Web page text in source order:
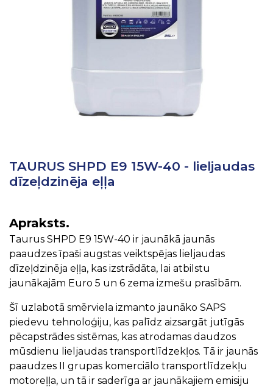
Lietoti auto
Kontakti
TAURUS SHPD E9 15W-40 - lieljaudas
dīzeļdzinēja eļļa
Apraksts.
Taurus SHPD E9 15W-40 ir jaunākā jaunās
paaudzes īpaši augstas veiktspējas lieljaudas
dīzeļdzinēja eļļa, kas izstrādāta, lai atbilstu
jaunākajām Euro 5 un 6 zema izmešu prasībām.
Šī uzlabotā smērviela izmanto jaunāko SAPS
piedevu tehnoloģiju, kas palīdz aizsargāt jutīgās
pēcapstrādes sistēmas, kas atrodamas daudzos
mūsdienu lieljaudas transportlīdzekļos. Tā ir jaunās
paaudzes II grupas komerciālo transportlīdzekļu
motoreļļa, un tā ir saderīga ar jaunākajiem emisiju